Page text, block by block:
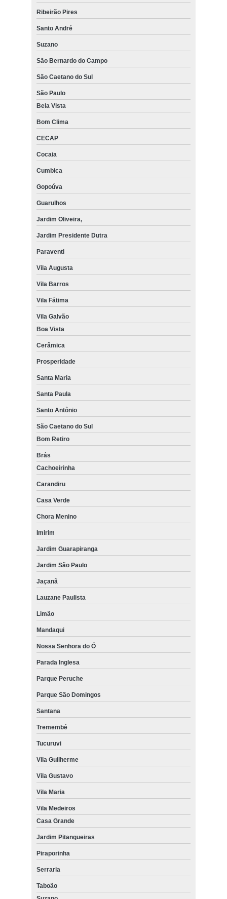
Ribeirão Pires
Santo André
Suzano
São Bernardo do Campo
São Caetano do Sul
São Paulo
Bela Vista
Bom Clima
CECAP
Cocaia
Cumbica
Gopoúva
Guarulhos
Jardim Oliveira,
Jardim Presidente Dutra
Paraventi
Vila Augusta
Vila Barros
Vila Fátima
Vila Galvão
Boa Vista
Cerâmica
Prosperidade
Santa Maria
Santa Paula
Santo Antônio
São Caetano do Sul
Bom Retiro
Brás
Cachoeirinha
Carandiru
Casa Verde
Chora Menino
Imirim
Jardim Guarapiranga
Jardim São Paulo
Jaçanã
Lauzane Paulista
Limão
Mandaqui
Nossa Senhora do Ó
Parada Inglesa
Parque Peruche
Parque São Domingos
Santana
Tremembé
Tucuruvi
Vila Guilherme
Vila Gustavo
Vila Maria
Vila Medeiros
Casa Grande
Jardim Pitangueiras
Piraporinha
Serraria
Taboão